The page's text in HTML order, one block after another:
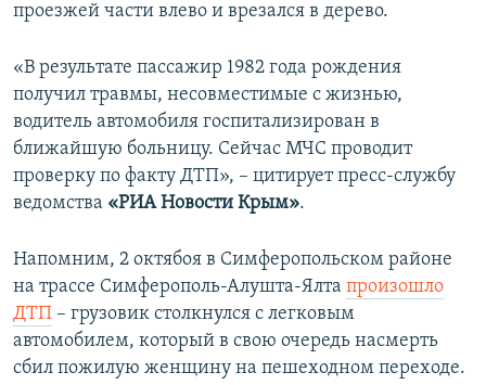
проезжей части влево и врезался в дерево.
«В результате пассажир 1982 года рождения
получил травмы, несовместимые с жизнью,
водитель автомобиля госпитализирован в
ближайшую больницу. Сейчас МЧС проводит
проверку по факту ДТП», – цитирует пресс-службу
ведомства «РИА Новости Крым».
Напомним, 2 октябоя в Симферопольском районе
на трассе Симферополь-Алушта-Ялта произошло
ДТП – грузовик столкнулся с легковым
автомобилем, который в свою очередь насмерть
сбил пожилую женщину на пешеходном переходе.